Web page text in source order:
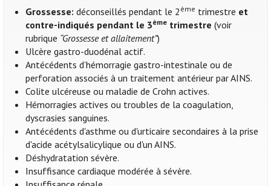
Grossesse: déconseillés pendant le 2 ème trimestre et
contre-indiqués pendant le 3ème trimestre (voir
rubrique “Grossesse et allaitement”)
Ulcère gastro-duodénal actif.
Antécédents d’hémorragie gastro-intestinale ou de
perforation associés à un traitement antérieur par AINS.
Colite ulcéreuse ou maladie de Crohn actives.
Hémorragies actives ou troubles de la coagulation,
dyscrasies sanguines.
Antécédents d'asthme ou d'urticaire secondaires à la prise
d'acide acétylsalicylique ou d'un AINS.
Déshydratation sévère.
Insuffisance cardiaque modérée à sévère.